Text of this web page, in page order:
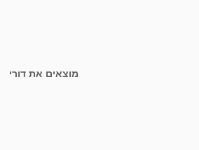
מוצאים את דורי